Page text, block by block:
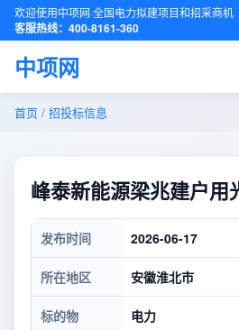
欢迎使用中项网·全国电力拟建项目和招采商机
客服热线：400-8161-360
中项网
首页 / 招投标信息
峰泰新能源梁兆建户用
发布时间 2026-06-17
所在地区 安徽淮北市
标的物 电力